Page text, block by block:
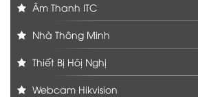
Âm Thanh ITC
Nhà Thông Minh
Thiết Bị Hôị Nghị
Webcam Hikvision